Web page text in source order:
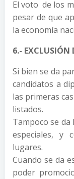
El voto de los
pesar de que
la economía
6.- EXCLUSIÓN
Si bien se da
candidatos a
las primeras
listados.
Tampoco se da
especiales, y
lugares.
Cuando se da
poder